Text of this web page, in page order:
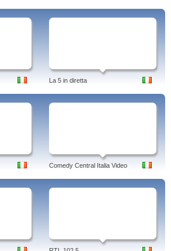
La 5 in diretta
Comedy Central Italia Video